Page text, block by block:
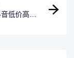
低价高效